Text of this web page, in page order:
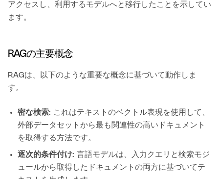
アクセスし、利用するモデルへと移行したことを示してい
ます。
RAGの主要概念
RAGは、以下のような重要な概念に基づいて動作しま
す。
密な検索: これはテキストのベクトル表現を使用して、
外部データセットから最も関連性の高いドキュメント
を取得する方法です。
逐次的条件付け: 言語モデルは、入力クエリと検索モジ
ュールから取得したドキュメントの両方に基づいてテ